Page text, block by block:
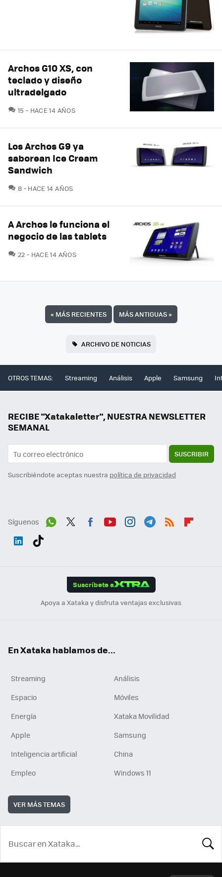
Archos G10 XS, con
teclado y diseño
ultradelgado
15 COMENTARIOS
HACE 14 AÑOS
Los Archos G9 ya
saborean Ice Cream
Sandwich
8 COMENTARIOS
HACE 14 AÑOS
A Archos le funciona el
negocio de las tablets
22 COMENTARIOS
HACE 14 AÑOS
« MÁS RECIENTES MÁS ANTIGUAS»
ARCHIVO DE NOTICIAS
OTROS TEMAS: Streaming Análisis Apple Samsung
RECIBE "Xatakaletter", NUESTRA NEWSLETTER
SEMANAL
SUSCRIBIR
Suscribiéndote aceptas nuestra política de privacidad
Síguenos
Suscríbete a
Apoya a Xataka y disfruta ventajas exclusivas
En Xataka hablamos de...
Streaming
Análisis
Espacio
Móviles
Energía
Xataka Movilidad
Apple
Samsung
Inteligencia artificial
China
Empleo
Windows 11
VER MÁS TEMAS